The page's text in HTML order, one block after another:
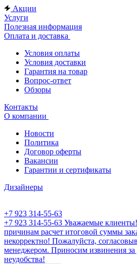
Акции
Услуги
Полезная информация
Оплата и доставка
Условия оплаты
Условия доставки
Гарантия на товар
Вопрос-ответ
Обзоры
Контакты
О компании
Новости
Политика
Договор оферты
Вакансии
Гарантии и сертификаты
Дизайнеры
+7 923 314-55-63
+7 923 314-55-63 Уважаемые
причинам расчет итоговой суммы
некорректно! Пожалуйста,
менеджером. Приносим извинения за
неудобства!